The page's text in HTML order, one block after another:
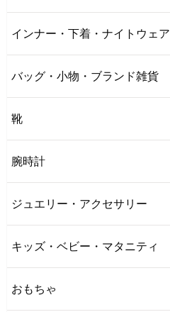
インナー・下着・ナイトウェア
バッグ・小物・ブランド雑貨
靴
腕時計
ジュエリー・アクセサリー
キッズ・ベビー・マタニティ
おもちゃ